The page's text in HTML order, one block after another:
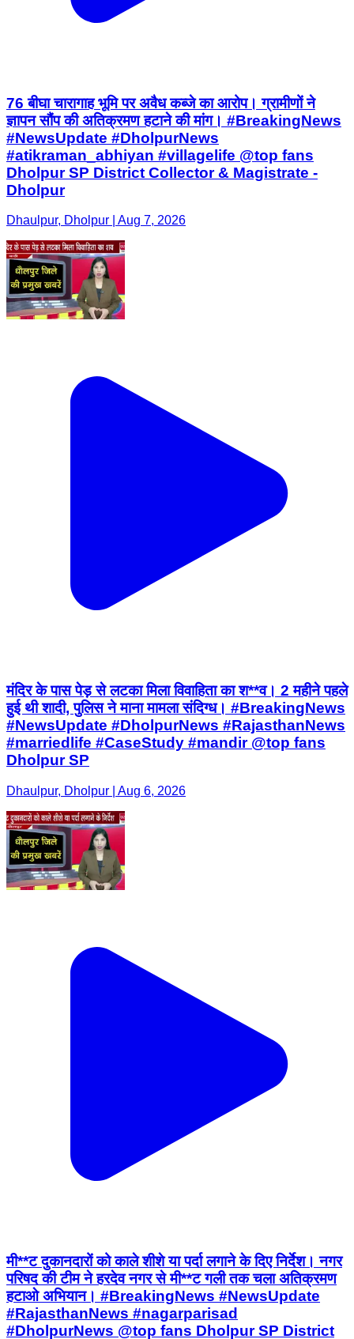
76 बीघा चारागाह भूमि पर अवैध कब्जे का आरोप। ग्रामीणों ने
ज्ञापन सौंप की अतिक्रमण हटाने की मांग। #BreakingNews
#NewsUpdate #DholpurNews
#atikraman_abhiyan #villagelife @top fans
Dholpur SP District Collector & Magistrate -
Dholpur
Dhaulpur, Dholpur | Aug 7, 2026
मंदिर के पास पेड़ से लटका मिला विवाहिता का श**व। 2 महीने पहले
हुई थी शादी, पुलिस ने माना मामला संदिग्ध। #BreakingNews
#NewsUpdate #DholpurNews #RajasthanNews
#marriedlife #CaseStudy #mandir @top fans
Dholpur SP
Dhaulpur, Dholpur | Aug 6, 2026
मी**ट दुकानदारों को काले शीशे या पर्दा लगाने के दिए निर्देश। नगर
परिषद की टीम ने हरदेव नगर से मी**ट गली तक चला अतिक्रमण
हटाओ अभियान। #BreakingNews #NewsUpdate
#RajasthanNews #nagarparisad
#DholpurNews @top fans Dholpur SP District